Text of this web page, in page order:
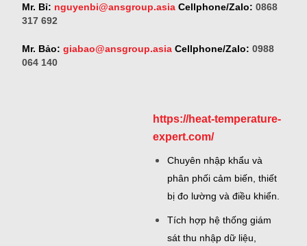
Mr. Bỉ: nguyenbi@ansgroup.asiaCellphone/Zalo: 0868
317 692
Mr. Bảo: giabao@ansgroup.asiaCellphone/Zalo: 0988
064 140
https://heat-temperature-
expert.com/
Chuyên nhập khẩu và
phân phối cảm biến, thiết
bị đo lường và điều khiển.
Tích hợp hệ thống giám
sát thu nhập dữ liệu,